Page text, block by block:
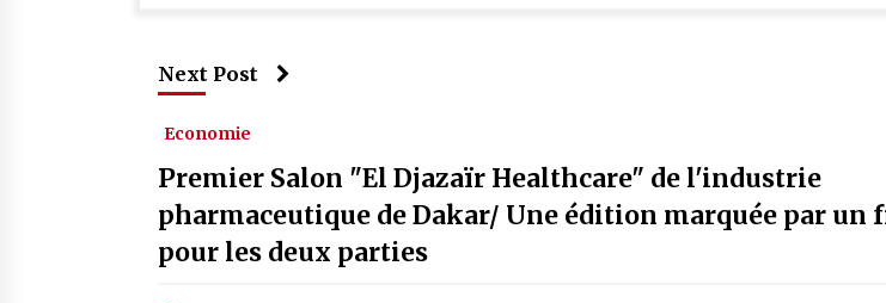
Next Post
Economie
Premier Salon "El Djazaïr Healthcare" de l'industrie
pharmaceutique de Dakar/ Une édition marquée par un
pour les deux parties